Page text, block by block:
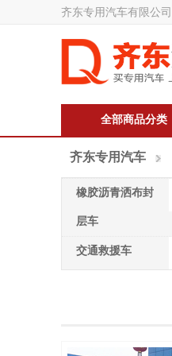
齐东专用汽车有限公司
全部商品分类
齐东专用汽车
橡胶沥青洒布封
层车
交通救援车